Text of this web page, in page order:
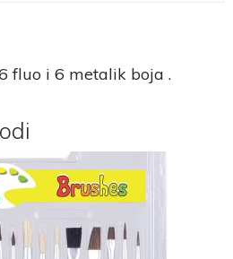
fluo i 6 metalik boja .